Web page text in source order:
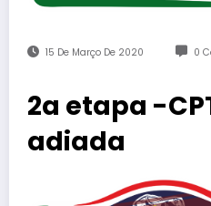
15 De Março De 2020 0
2a etapa -
adiada